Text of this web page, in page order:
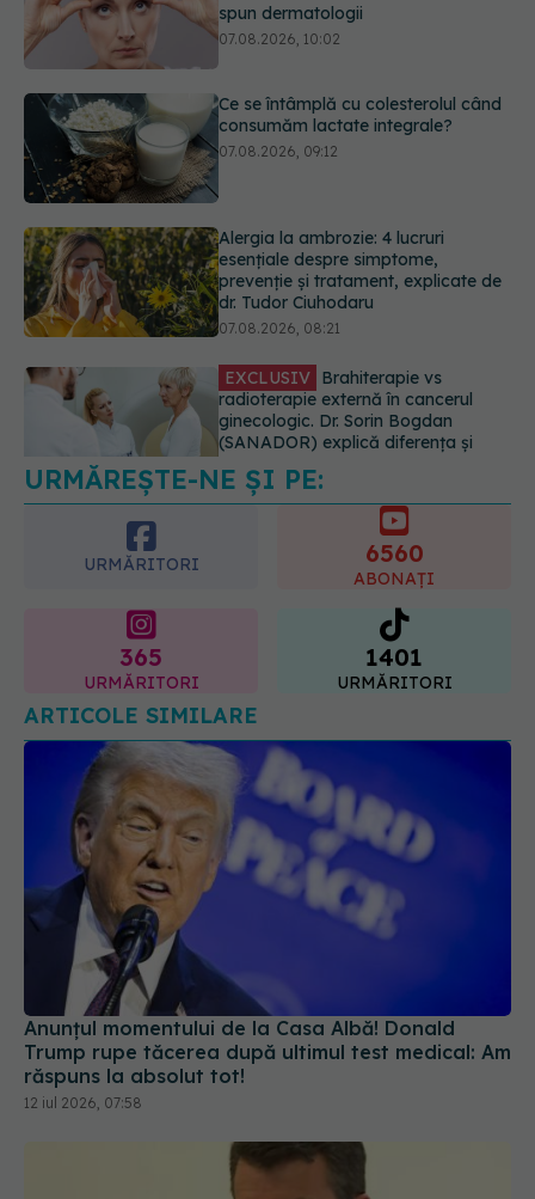
Ce se întâmplă cu colesterolul când
consumăm lactate integrale?
Alergia la ambrozie: 4 lucruri
07.08.2026, 08:21
EXCLUSIV Brahiterapie vs
radioterapie externă în cancerul
ginecologic. Dr. Sorin Bogdan
cum acționează tratamentul
06.08.2026, 22:49
URMĂREȘTE-NE ȘI PE:
URMĂRITORI 6560
ABONAȚI
365
URMĂRITORI
1401
URMĂRITORI
ARTICOLE SIMILARE
Anunțul momentului de la Casa Albă! Donald
Trump rupe tăcerea după ultimul test medical: Am
răspuns la absolut tot!
12 iul 2026, 07:58